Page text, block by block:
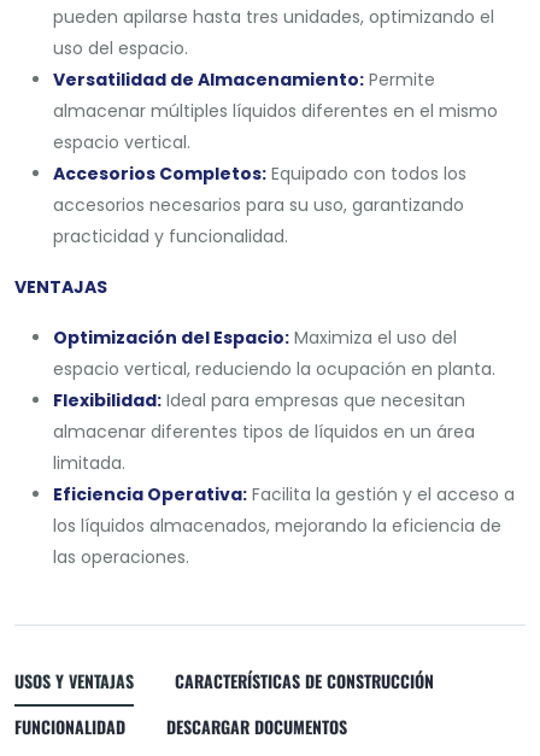
pueden apilarse hasta tres unidades, optimizando el
uso del espacio.
Versatilidad de Almacenamiento: Permite
almacenar múltiples líquidos diferentes en el mismo
espacio vertical.
Accesorios Completos: Equipado con todos los
accesorios necesarios para su uso, garantizando
practicidad y funcionalidad.
VENTAJAS
Optimización del Espacio: Maximiza el uso del
espacio vertical, reduciendo la ocupación en planta.
Flexibilidad: Ideal para empresas que necesitan
almacenar diferentes tipos de líquidos en un área
limitada.
Eficiencia Operativa: Facilita la gestión y el acceso a
los líquidos almacenados, mejorando la eficiencia de
las operaciones.
USOS Y VENTAJAS
CARACTERÍSTICAS DE CONSTRUCCIÓN
FUNCIONALIDAD
DESCARGAR DOCUMENTOS